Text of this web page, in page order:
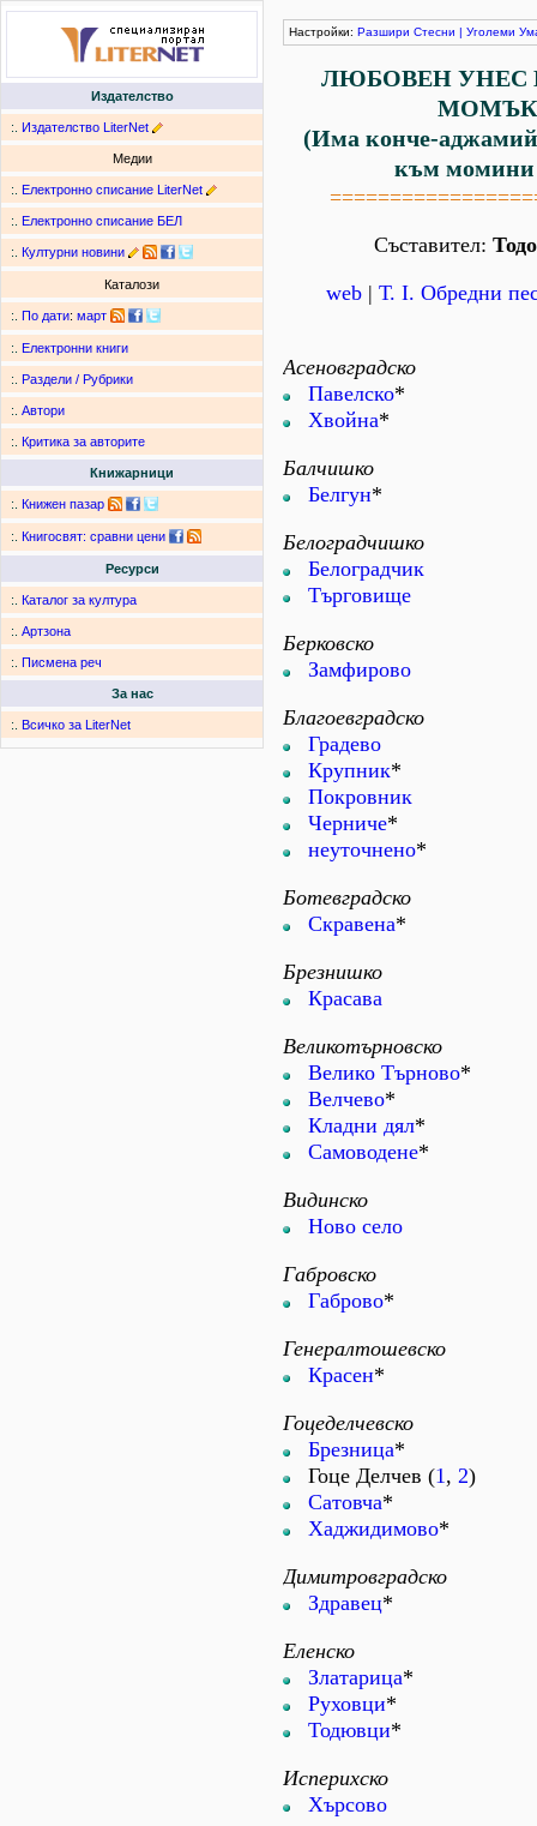
Издателство
:. Издателство LiterNet
Медии
:. Електронно списание LiterNet
:. Електронно списание БЕЛ
:. Културни новини
Каталози
:. По дати: март
:. Електронни книги
:. Раздели / Рубрики
:. Автори
:. Критика за авторите
Книжарници
:. Книжен пазар
:. Книгосвят: сравни цени
Ресурси
:. Каталог за култура
:. Артзона
:. Писмена реч
За нас
:. Всичко за LiterNet
Настройки: Разшири Стесни | Уголеми
ЛЮБОВЕН УНЕС
МОМЪК
(Има конче-
към момини
Съставител:
web | Т. І. Обредни
Асеновградско
Павелско*
Хвойна*
Балчишко
Белгун*
Белоградчишко
Белоградчик
Търговище
Берковско
Замфирово
Благоевградско
Градево
Крупник*
Покровник
Черниче*
неуточнено*
Ботевградско
Скравена*
Брезнишко
Красава
Великотърновско
Велико Търново*
Велчево*
Кладни дял*
Самоводене*
Видинско
Ново село
Габровско
Габрово*
Генералтошевско
Красен*
Гоцеделчевско
Брезница*
Гоце Делчев (1, 2)
Сатовча*
Хаджидимово*
Димитровградско
Здравец*
Еленско
Златарица*
Руховци*
Тодювци*
Исперихско
Хърсово